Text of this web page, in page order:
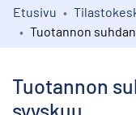
Kokoelmat
Etusivu
Tuotannon